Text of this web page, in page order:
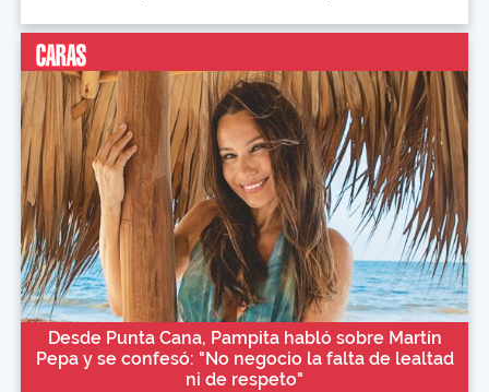
Desde Punta Cana, Pampita habló sobre Martín
Pepa y se confesó: "No negocio la falta de lealtad
ni de respeto"